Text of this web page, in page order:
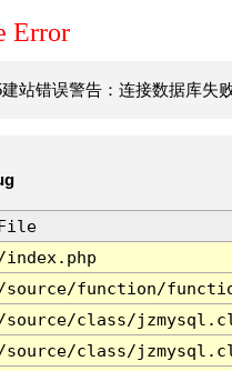
Error
建站错误警告：连接数据库失
/index.php
/source/function/
/source/class/
/source/class/